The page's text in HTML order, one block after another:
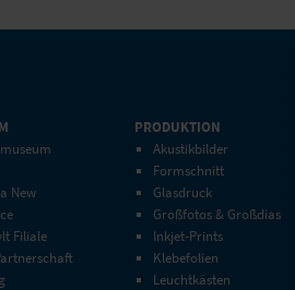
New
Filiale
PRODUKTION
Akustikbilder
Formschnitt
Glasdruck
Großfotos & Großdias
Inkjet-Prints
Klebefolien
Leuchtkästen